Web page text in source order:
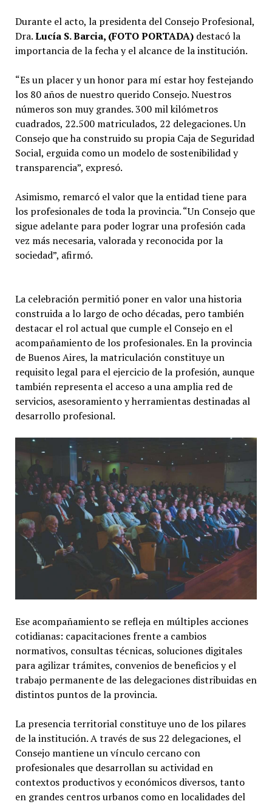
Durante el acto, la presidenta del Consejo Profesional,
Dra.Lucía S. Barcia, (FOTO PORTADA)destacó la
importancia de la fecha y el alcance de la institución.
“Es un placer y un honor para mí estar hoy festejando
los 80 años de nuestro querido Consejo. Nuestros
números son muy grandes. 300 mil kilómetros
cuadrados, 22.500 matriculados, 22 delegaciones. Un
Consejo que ha construido su propia Caja de Seguridad
Social, erguida como un modelo de sostenibilidad y
transparencia”, expresó.
Asimismo, remarcó el valor que la entidad tiene para
los profesionales de toda la provincia. “Un Consejo que
sigue adelante para poder lograr una profesión cada
vez más necesaria, valorada y reconocida por la
sociedad”, afirmó.
La celebración permitió poner en valor una historia
construida a lo largo de ocho décadas, pero también
destacar el rol actual que cumple el Consejo en el
acompañamiento de los profesionales. En la provincia
de Buenos Aires, la matriculación constituye un
requisito legal para el ejercicio de la profesión, aunque
también representa el acceso a una amplia red de
servicios, asesoramiento y herramientas destinadas al
desarrollo profesional.
Ese acompañamiento se refleja en múltiples acciones
cotidianas: capacitaciones frente a cambios
normativos, consultas técnicas, soluciones digitales
para agilizar trámites, convenios de beneficios y el
trabajo permanente de las delegaciones distribuidas en
distintos puntos de la provincia.
La presencia territorial constituye uno de los pilares
de la institución. A través de sus 22 delegaciones, el
Consejo mantiene un vínculo cercano con
profesionales que desarrollan su actividad en
contextos productivos y económicos diversos, tanto
en grandes centros urbanos como en localidades del